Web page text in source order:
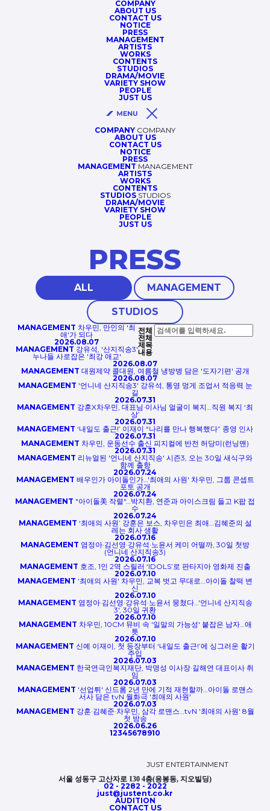
COMPANY
ABOUT US
CONTACT US
NOTICE
PRESS
MANAGEMENT
ARTISTS
WORKS
CONTENTS
STUDIOS
DRAMA/MOVIE
VARIETY SHOW
PEOPLE
JUST US
COMPANY COMPANY
ABOUT US
CONTACT US
NOTICE
PRESS
MANAGEMENT MANAGEMENT
ARTISTS
WORKS
CONTENTS
STUDIOS STUDIOS
DRAMA/MOVIE
VARIETY SHOW
PEOPLE
JUST US
PRESS
ALL MANAGEMENT
STUDIOS
전체
전체
제목
내용
MANAGEMENT 차우민, 만인의 '최
애'가 되다
2026.08.07
MANAGEMENT 강유석, '산지직송3'
누나들 사로잡은 '최강 애교'
2026.08.07
MANAGEMENT 대원제약 콜대원, 여름철 냉방병 담은 '도자기편' 공개
2026.08.07
MANAGEMENT '언니네 산지직송3' 강유석, 통영 멍게 조업서 적응력 눈
길
2026.07.31
MANAGEMENT 강훈X차우민, 대표님·이사님 얼굴이 복지…직원 복지 ‘최
상’
2026.07.31
MANAGEMENT ‘내일도 출근!’ 이재이 “나리를 만나 행복했다” 종영 인사
2026.07.31
MANAGEMENT 차우민, 운동선수 출신 피지컬에 반전 허당미(런닝맨)
2026.07.31
MANAGEMENT 리뉴얼된 '언니네 산지직송' 시즌3, 오는 30일 새식구와
함께 출항
2026.07.24
MANAGEMENT 배우인가 아이돌인가…'최애의 사원' 차우민, 그룹 콘셉트
포토 공개
2026.07.24
MANAGEMENT "아이돌美 작렬"…박지환, 연준과 아이스크림 들고 K팝 접
수
2026.07.24
MANAGEMENT ‘최애의 사원’ 강훈은 보스, 차우민은 최애…김혜준의 설
레는 회사 생활
2026.07.16
MANAGEMENT 염정아·김선영·강유석·노윤서 케미 어떨까, 30일 첫방
(언니네 산지직송3)
2026.07.16
MANAGEMENT 호조, 1인 2역 스릴러 ‘IDOLS’로 판타지아 영화제 진출
2026.07.10
MANAGEMENT '최애의 사원' 차우민, 교복 벗고 무대로…아이돌 찰떡 변
신
2026.07.10
MANAGEMENT 염정아·김선영·강유석·노윤서 뭉쳤다…'언니네 산지직송
3', 30일 귀환
2026.07.10
MANAGEMENT 차우민, 10CM 뮤비 속 '일말의 가능성' 붙잡은 남자…애
틋
2026.07.10
MANAGEMENT 신예 이재이, 첫 등장부터 ‘내일도 출근!’에 싱그러운 활기
주입
2026.07.03
MANAGEMENT 한국연극인복지재단, 박명성 이사장·길해연 대표이사 취
임
2026.07.03
MANAGEMENT '선업튀' 신드롬 2년 만에 기적 재현할까…아이돌 로맨스
서사 담은 tvN 월화극 '최애의 사원'
2026.07.03
MANAGEMENT 강훈·김혜준·차우민, 삼각 로맨스…tvN '최애의 사원' 8월
첫 방송
2026.06.26
12345678910
JUST ENTERTAINMENT
서울 성동구 고산자로 130 4층(응봉동, 지오빌딩)
02 - 2282 - 2022
just@justent.co.kr
AUDITION
CONTACT US